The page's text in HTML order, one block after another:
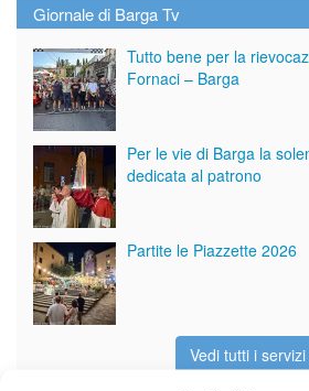
Giornale di Barga Tv
Tutto bene per la
Fornaci – Barga
Per le vie di Barga la
dedicata al patrono
Partite le Piazzette 2026
Vedi tutti i servizi